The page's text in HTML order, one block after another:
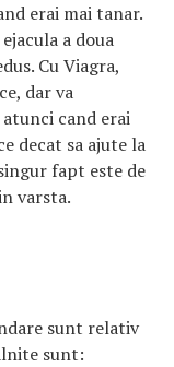
erai mai tanar.
a doua
Cu Viagra,
dar va
cand erai
decat sa ajute la
fapt este de
varsta.
sunt relativ
sunt: